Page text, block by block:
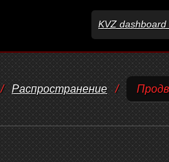
KVZ dashboard
/ Распространение /